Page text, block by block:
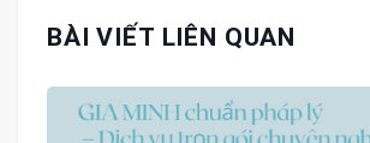
BÀI VIẾT LIÊN QUAN